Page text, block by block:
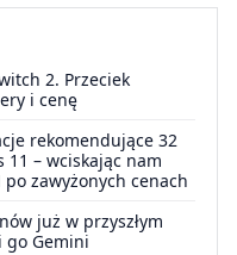
2. Przeciek
i cenę
rekomendujące 32
11 – wciskając nam
zawyżonych cenach
już w przyszłym
go Gemini